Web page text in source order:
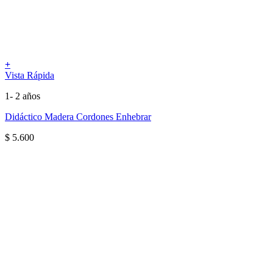
+
Vista Rápida
1- 2 años
Didáctico Madera Cordones Enhebrar
$ 5.600